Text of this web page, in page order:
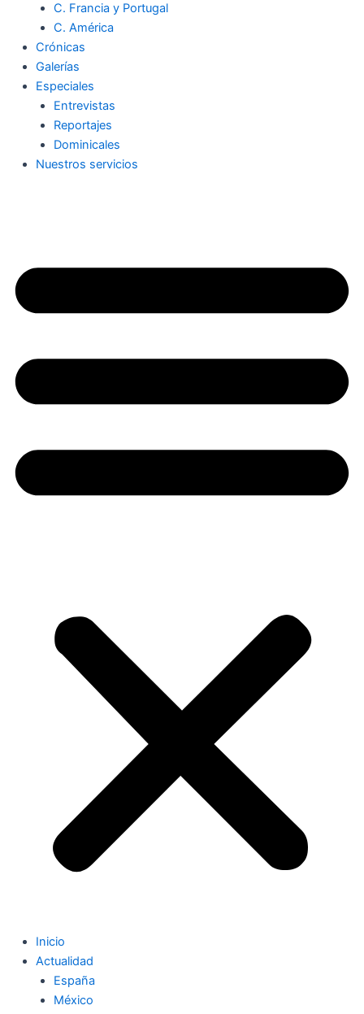
C. Francia y Portugal
C. América
Crónicas
Galerías
Especiales
Entrevistas
Reportajes
Dominicales
Nuestros servicios
Inicio
Actualidad
España
México